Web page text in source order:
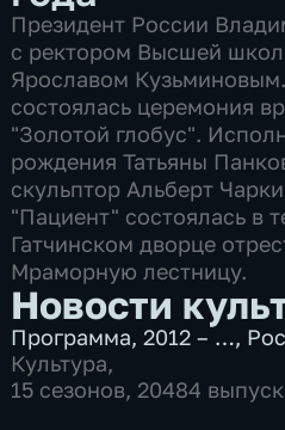
Президент России
с ректором Высшей
Ярославом
состоялась церемония
"Золотой глобус".
рождения Татьяны
cкульптор Альберт
"Пациент" состоялась в
Гатчинском дворце
Мраморную лестницу.
Новости
Программа,2012 – …,
Культура,
15 сезонов, 20484